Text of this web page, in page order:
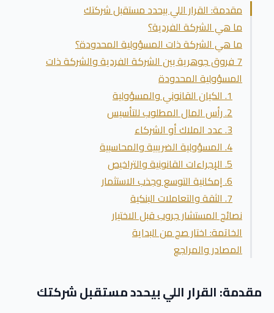
مقدمة: القرار اللي بيحدد مستقبل شركتك
ما هي الشركة الفردية؟
ما هي الشركة ذات المسؤولية المحدودة؟
7 فروق جوهرية بين الشركة الفردية والشركة ذات
المسؤولية المحدودة
1. الكيان القانوني والمسؤولية
2. رأس المال المطلوب للتأسيس
3. عدد الملاك أو الشركاء
4. المسؤولية الضريبية والمحاسبية
5. الإجراءات القانونية والتراخيص
6. إمكانية التوسع وجذب الاستثمار
7. الثقة والتعاملات البنكية
نصائح المستشار جروب قبل الاختيار
الخاتمة: اختار صح من البداية
المصادر والمراجع
مقدمة: القرار اللي بيحدد مستقبل شركتك